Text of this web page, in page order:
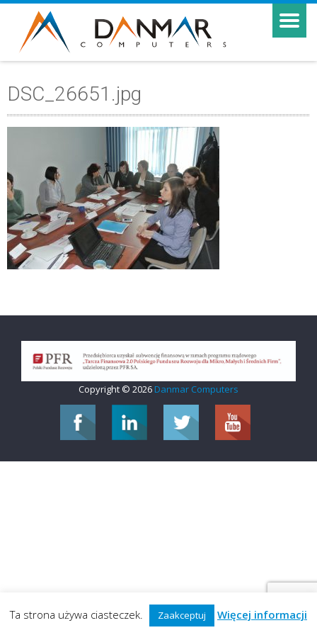
DSC_26651.jpg
Copyright © 2026 Danmar Computers
Ta strona używa ciasteczek. Zaakceptuj Więcej informacji